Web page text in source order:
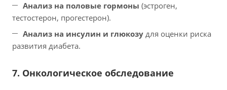
Анализ на половые гормоны (эстроген,
тестостерон, прогестерон).
Анализ на инсулин и глюкозу для оценки риска
развития диабета.
7. Онкологическое обследование